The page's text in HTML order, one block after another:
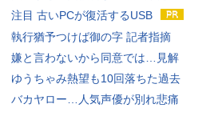
注目 古いPCが復活するUSB
執行猶予つけば御の字 記者指摘
嫌と言わないから同意では…見解
ゆうちゃみ熱望も10回落ちた過去
バカヤロー…人気声優が別れ悲痛